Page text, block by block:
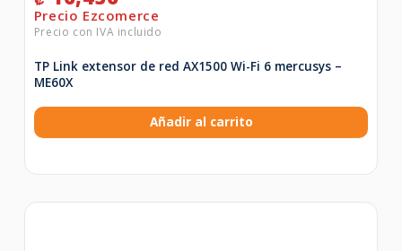
TP Link extensor de red AX1500 Wi-Fi 6 mercusys –
ME60X
Añadir al carrito